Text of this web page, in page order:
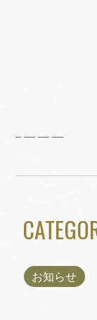
– — — —
お知らせ